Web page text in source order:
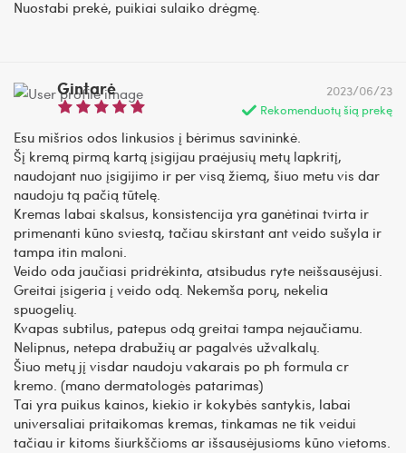
Nuostabi prekė, puikiai sulaiko drėgmę.
Gintarė
Rekomenduotų šią prekę
2023/06/23
Esu mišrios odos linkusios į bėrimus savininkė.
Šį kremą pirmą kartą įsigijau praėjusių metų lapkritį,
naudojant nuo įsigijimo ir per visą žiemą, šiuo metu vis dar
naudoju tą pačią tūtelę.
Kremas labai skalsus, konsistencija yra ganėtinai tvirta ir
primenanti kūno sviestą, tačiau skirstant ant veido sušyla ir
tampa itin maloni.
Veido oda jaučiasi pridrėkinta, atsibudus ryte neišsausėjusi.
Greitai įsigeria į veido odą. Nekemša porų, nekelia
spuogelių.
Kvapas subtilus, patepus odą greitai tampa nejaučiamu.
Nelipnus, netepa drabužių ar pagalvės užvalkalų.
Šiuo metų jį visdar naudoju vakarais po ph formula cr
kremo. (mano dermatologės patarimas)
Tai yra puikus kainos, kiekio ir kokybės santykis, labai
universaliai pritaikomas kremas, tinkamas ne tik veidui
tačiau ir kitoms šiurkščioms ar išsausėjusioms kūno vietoms.